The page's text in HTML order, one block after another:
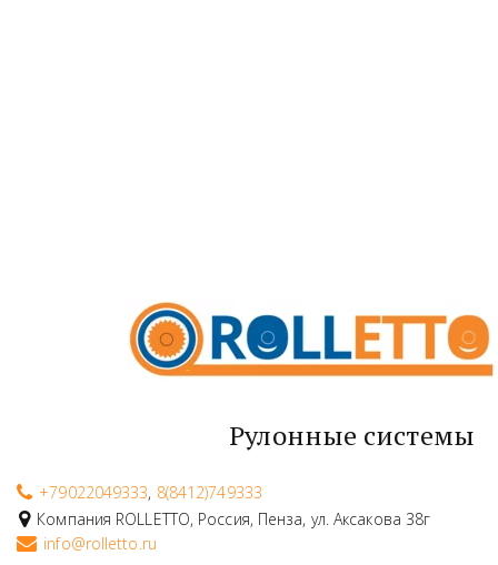
Рулонные системы
+79022049333, 8(8412)749333
Компания ROLLETTO, Россия, Пенза, ул. Аксакова 38г
info@rolletto.ru